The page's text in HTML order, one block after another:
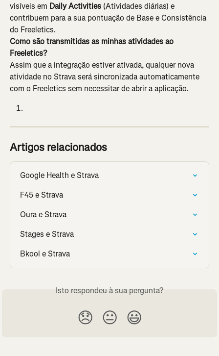
visíveis em Daily Activities (Atividades diárias) e
contribuem para a sua pontuação de Base e Consistência
do Freeletics.
Como são transmitidas as minhas atividades ao
Freeletics?
Assim que a integração estiver ativada, qualquer nova
atividade no Strava será sincronizada automaticamente
com o Freeletics sem necessitar de abrir a aplicação.
Artigos relacionados
Google Health e Strava
F45 e Strava
Oura e Strava
Stages e Strava
Bkool e Strava
Isto respondeu à sua pergunta?
😞 😐 😃